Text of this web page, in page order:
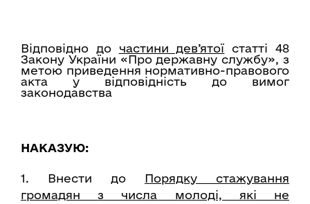
Відповідно до частини дев’ятої статті 48
Закону України «Про державну службу», з
метою приведення нормативно-правового
акта у відповідність до вимог
законодавства
НАКАЗУЮ:
1. Внести до Порядку стажування
громадян з числа молоді, які не